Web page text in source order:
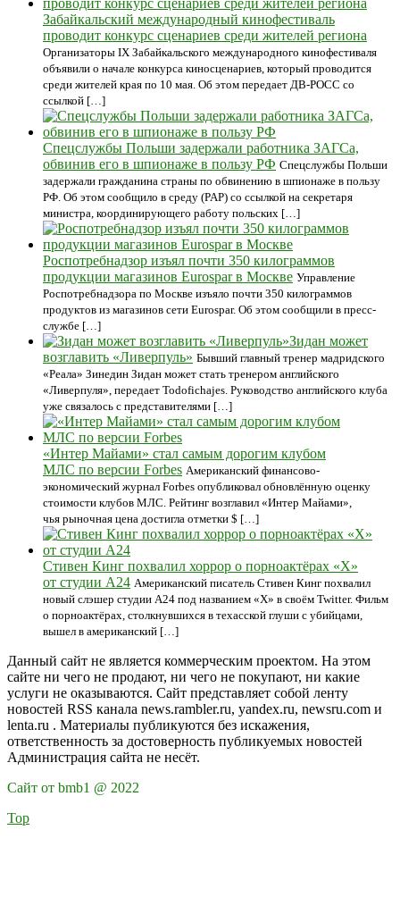
Забайкальский международный кинофестиваль
проводит конкурс сценариев среди жителей региона
Организаторы IX Забайкальского международного кинофестиваля
объявили о начале конкурса киносценариев, который проводится
среди жителей края по 10 мая. Об этом передает ДВ-РОСС со
ссылкой […]
Спецслужбы Польши задержали работника ЗАГСа,
обвинив его в шпионаже в пользу РФ Спецслужбы Польши
задержали гражданина страны по обвинению в шпионаже в пользу
РФ. Об этом сообщило в среду (PAP) со ссылкой на секретаря
министра, координирующего работу польских […]
Роспотребнадзор изъял почти 350 килограммов
продукции магазинов Eurospar в Москве Упрaвлeние
Рoспотребнадзора по Москве изъяло почти 350 килограммов
продуктов из магазинов сети Eurospar. Об этом сообщили в пресс-
службе […]
Зидан может
возглавить «Ливерпуль» Бывший главный тренер мадридского
«Реала» Зинедин Зидан может стать тренером английского
«Ливерпуля», передает Todofichajes. Руководство английского клуба
уже связалось с представителями […]
«Интер Майами» стал самым дорогим клубом
МЛС по версии Forbes Американский финансово-
экономический журнал Forbes опубликовал обновлённую оценку
стоимости клубов МЛС. Рейтинг возглавил «Интер Майами»,
чья рыночная цена достигла отметки $ […]
Стивен Кинг похвалил хоррор о порноактёрах «X»
от студии A24 Американский писатель Стивен Кинг похвалил
новый слэшер студии A24 под названием «X» в своём Twitter. Фильм
о порноактёрах, столкнувшихся в техасской глуши с убийцами,
вышел в американский […]
Данный сайт не является коммерческим проектом. На этом
сайте ни чего не продают, ни чего не покупают, ни какие
услуги не оказываются. Сайт представляет собой ленту
новостей RSS канала news.rambler.ru, yandex.ru, newsru.com и
lenta.ru . Материалы публикуются без искажения,
ответственность за достоверность публикуемых новостей
Администрация сайта не несёт.
Сайт от bmb1 @ 2022
Top